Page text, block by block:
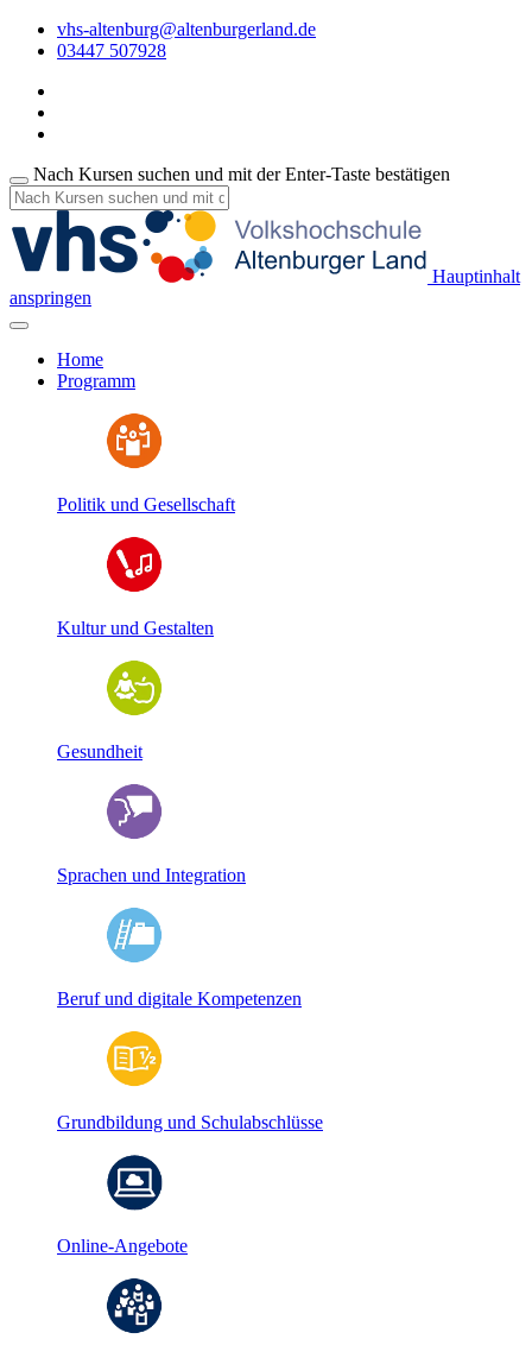
vhs-altenburg@altenburgerland.de
03447 507928
Nach Kursen suchen und mit der Enter-Taste bestätigen
Hauptinhalt
anspringen
Home
Programm
Politik und Gesellschaft
Kultur und Gestalten
Gesundheit
Sprachen und Integration
Beruf und digitale Kompetenzen
Grundbildung und Schulabschlüsse
Online-Angebote